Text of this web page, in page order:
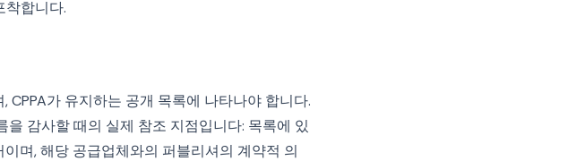
착합니다.
가 유지하는 공개 목록에 나타나야 합니다.
감사할 때의 실제 참조 지점입니다: 목록에 있
며, 해당 공급업체와의 퍼블리셔의 계약적 의